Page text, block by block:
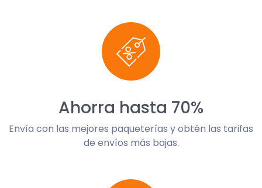
Ahorra hasta 70%
Envía con las mejores paqueterías y obtén las tarifas
de envíos más bajas.